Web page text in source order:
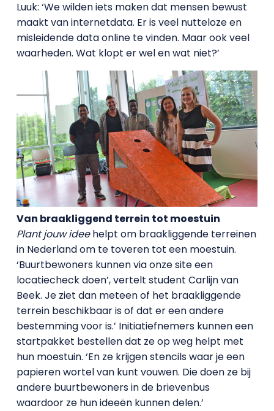
Luuk: ‘We wilden iets maken dat mensen bewust
maakt van internetdata. Er is veel nutteloze en
misleidende data online te vinden. Maar ook veel
waarheden. Wat klopt er wel en wat niet?’
Van braakliggend terrein tot moestuin
Plant jouw ideehelpt om braakliggende terreinen
in Nederland om te toveren tot een moestuin.
‘Buurtbewoners kunnen via onze site een
locatiecheck doen’, vertelt student Carlijn van
Beek. Je ziet dan meteen of het braakliggende
terrein beschikbaar is of dat er een andere
bestemming voor is.’ Initiatiefnemers kunnen een
startpakket bestellen dat ze op weg helpt met
hun moestuin. ‘En ze krijgen stencils waar je een
papieren wortel van kunt vouwen. Die doen ze bij
andere buurtbewoners in de brievenbus
waardoor ze hun ideeën kunnen delen.’